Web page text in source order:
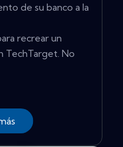
de su banco a la
recrear un
TechTarget. No